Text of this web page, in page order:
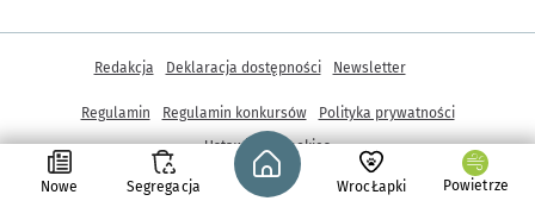
Nowe Segregacja
Strona główna - wroclaw.pl
WrocŁapki Powietrze
© Copyright 2005-2026, ARAW S.A., Gmina Wrocław
Inne informacje
Redakcja Deklaracja dostępności Newsletter
Regulamin Regulamin konkursów
Polityka prywatności
Ustawienia cookies